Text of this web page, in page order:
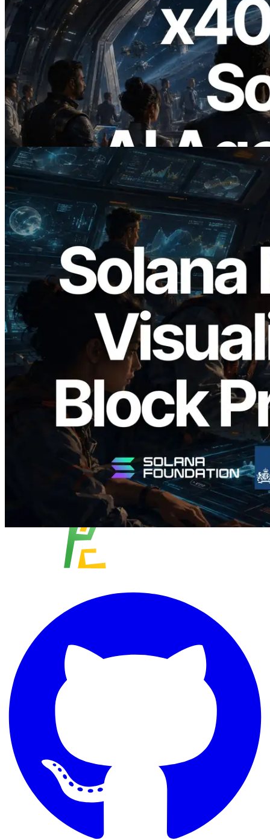
2026.07.04
ERPC x402 destekli Solana RPC'yi
yayınladı — AI agent'ların ihtiyaç
duydukları API'ler için anında ödeme
yaptığı dönem
Bu makaleyi oku
2026.05.24
Validators Solutions, Solana Block
Analyzer'ı Yayınladı — Slot Başına Blok
Üretim Süresi ve Görevli Doğrulayıcı
Görselleştirmesi
Bu makaleyi oku
Daha fazla yükle